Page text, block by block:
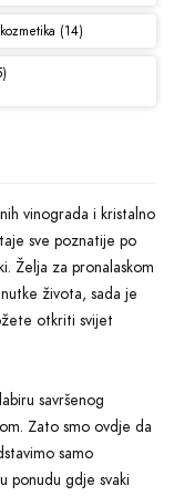
(14)
vinograda i kristalno
sve poznatije po
Želja za pronalaskom
života, sada je
otkriti svijet
savršenog
Zato smo ovdje da
samo
ponudu gdje svaki